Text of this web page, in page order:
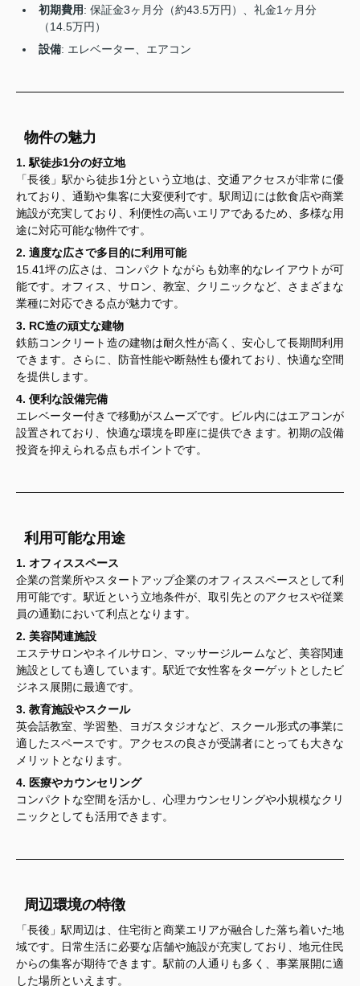
初期費用: 保証金3ヶ月分（約43.5万円）、礼金1ヶ月分
（14.5万円）
設備: エレベーター、エアコン
物件の魅力
1. 駅徒歩1分の好立地
「長後」駅から徒歩1分という立地は、交通アクセスが非常に優
れており、通勤や集客に大変便利です。駅周辺には飲食店や商業
施設が充実しており、利便性の高いエリアであるため、多様な用
途に対応可能な物件です。
2. 適度な広さで多目的に利用可能
15.41坪の広さは、コンパクトながらも効率的なレイアウトが可
能です。オフィス、サロン、教室、クリニックなど、さまざまな
業種に対応できる点が魅力です。
3. RC造の頑丈な建物
鉄筋コンクリート造の建物は耐久性が高く、安心して長期間利用
できます。さらに、防音性能や断熱性も優れており、快適な空間
を提供します。
4. 便利な設備完備
エレベーター付きで移動がスムーズです。ビル内にはエアコンが
設置されており、快適な環境を即座に提供できます。初期の設備
投資を抑えられる点もポイントです。
利用可能な用途
1. オフィススペース
企業の営業所やスタートアップ企業のオフィススペースとして利
用可能です。駅近という立地条件が、取引先とのアクセスや従業
員の通勤において利点となります。
2. 美容関連施設
エステサロンやネイルサロン、マッサージルームなど、美容関連
施設としても適しています。駅近で女性客をターゲットとしたビ
ジネス展開に最適です。
3. 教育施設やスクール
英会話教室、学習塾、ヨガスタジオなど、スクール形式の事業に
適したスペースです。アクセスの良さが受講者にとっても大きな
メリットとなります。
4. 医療やカウンセリング
コンパクトな空間を活かし、心理カウンセリングや小規模なクリ
ニックとしても活用できます。
周辺環境の特徴
「長後」駅周辺は、住宅街と商業エリアが融合した落ち着いた地
域です。日常生活に必要な店舗や施設が充実しており、地元住民
からの集客が期待できます。駅前の人通りも多く、事業展開に適
した場所といえます。